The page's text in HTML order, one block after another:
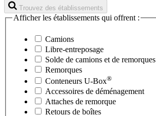
Trouvez des établissements
Afficher les établissements qui offrent :
Camions
Libre-entreposage
Solde de camions et de remorques
Remorques
Conteneurs U-Box®
Accessoires de déménagement
Attaches de remorque
Retours de boîtes